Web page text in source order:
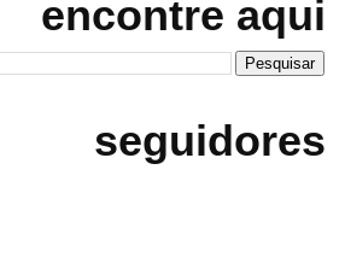
encontre aqui
seguidores